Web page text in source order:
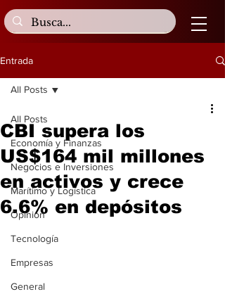
Entrada
All Posts
Economía y Finanzas
Negocios e Inversiones
Marítimo y Logística
Opinión
Tecnología
Empresas
General
All Posts
CBI supera los
US$164 mil millones
en activos y crece
6.6% en depósitos